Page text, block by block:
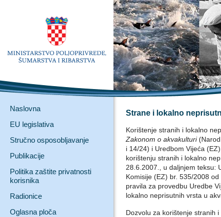
Naslovna
EU legislativa
Stručno osposobljavanje
Publikacije
Politika zaštite privatnosti
korisnika
Radionice
Oglasna ploča
Strane i lokalno
Korištenje stranih i lokalno
Zakonom o akvakulturi
i 14/24) i Uredbom Vijeća
korištenju stranih i lokalno
28.6.2007., u daljnjem teksu:
Komisije (EZ) br. 535/2008
pravila za provedbu Uredbe
lokalno neprisutnih vrsta u
Dozvolu za korištenje stranih